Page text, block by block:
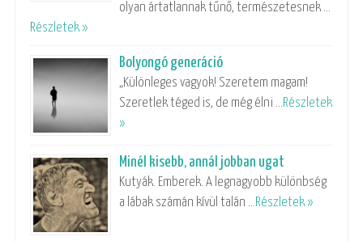
olyan ártatlannak tűnő, természetesnek …
Részletek »
Bolyongó generáció
„Különleges vagyok! Szeretem magam!
Szeretlek téged is, de még élni …Részletek
»
Minél kisebb, annál jobban ugat
Kutyák. Emberek. A legnagyobb különbség
a lábak számán kívül talán …Részletek »